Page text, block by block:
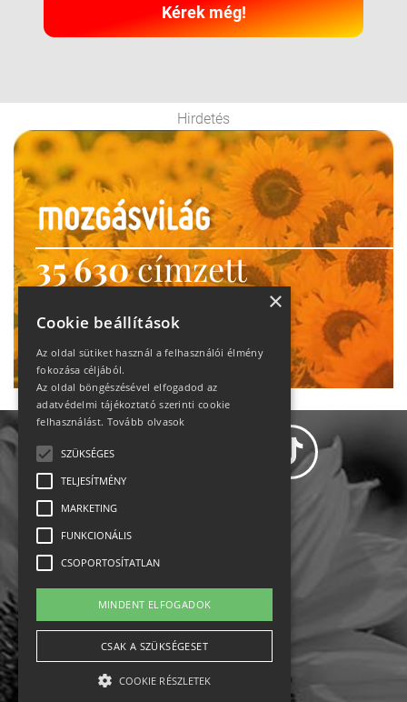
Kérek még!
Hirdetés
35 630címzett
heti motiváció
Ne maradj le!
Állásajánlatok
Impresszum-kapcsolat
Jogi nyilatkozat
Rólunk
×
Cookie beállítások
Az oldal sütiket használ a felhasználói élmény
fokozása céljából.
Az oldal böngészésével elfogadod az
adatvédelmi tájékoztató szerinti cookie
felhasználást. Tovább olvasok
SZÜKSÉGES
TELJESÍTMÉNY
MARKETING
FUNKCIONÁLIS
CSOPORTOSÍTATLAN
MINDENT ELFOGADOK
CSAK A SZÜKSÉGESET
COOKIE RÉSZLETEK